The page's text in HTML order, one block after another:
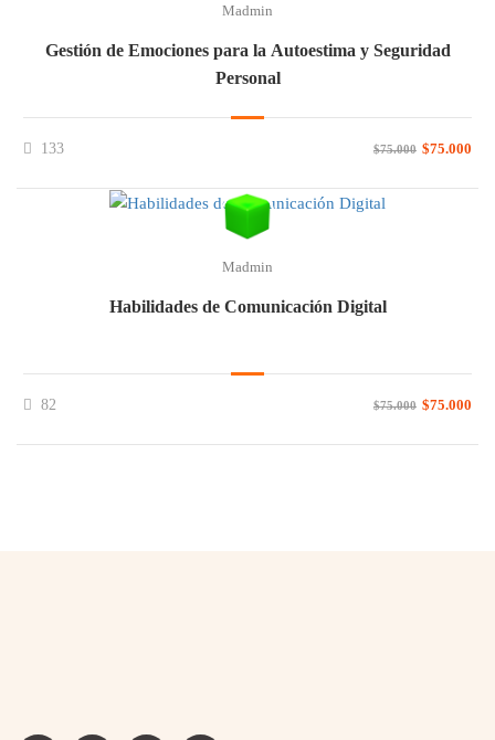
Madmin
Gestión de Emociones para la Autoestima y Seguridad
Personal
133 $75.000 $75.000
Madmin
Habilidades de Comunicación Digital
82 $75.000 $75.000